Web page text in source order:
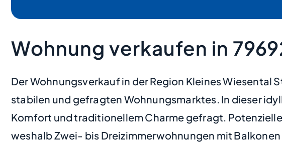
Wohnung verkaufen in
Der Wohnungsverkauf in der Region Kleines
stabilen und gefragten Wohnungsmarktes. In dieser
Komfort und traditionellem Charme gefragt.
weshalb Zwei- bis Dreizimmerwohnungen mit